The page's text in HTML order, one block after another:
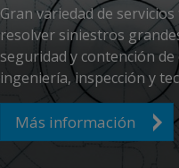
Gran variedad de
resolver siniestros
seguridad y contención
ingeniería, inspección y
Más información